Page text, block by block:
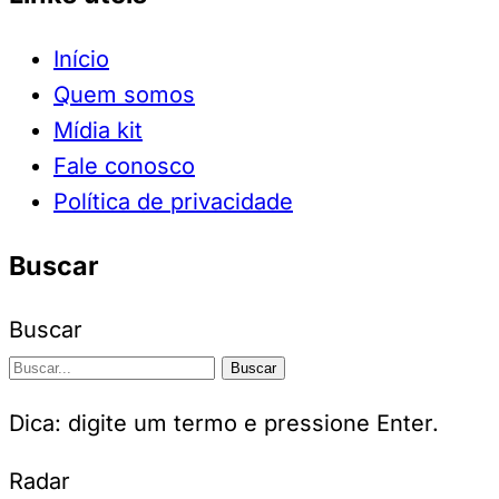
Início
Quem somos
Mídia kit
Fale conosco
Política de privacidade
Buscar
Buscar
Buscar
Dica: digite um termo e pressione Enter.
Radar